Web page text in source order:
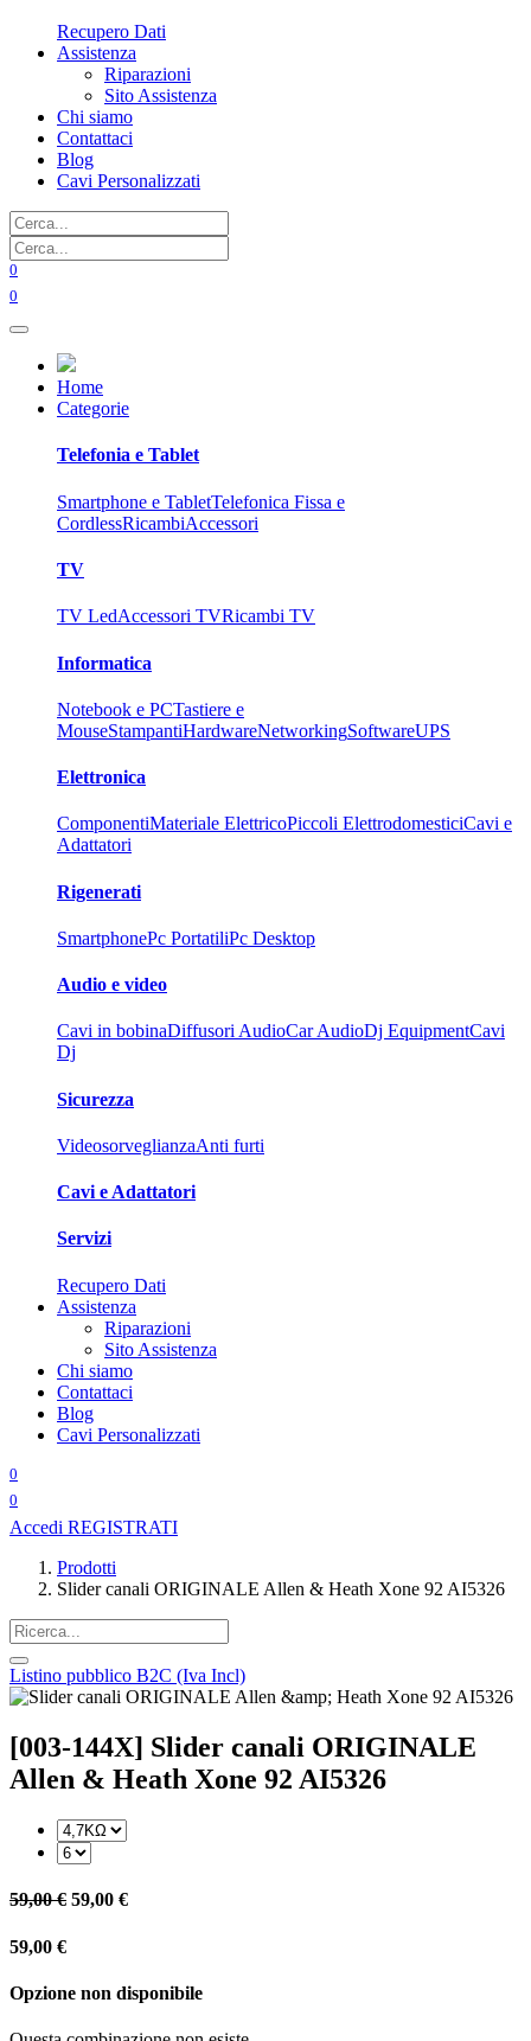
Recupero Dati
Assistenza
Riparazioni
Sito Assistenza
Chi siamo
Contattaci
Blog
Cavi Personalizzati
0
0
Home
Categorie
Telefonia e Tablet
Smartphone e TabletTelefonica Fissa e
CordlessRicambiAccessori
TV
TV LedAccessori TVRicambi TV
Informatica
Notebook e PCTastiere e
MouseStampantiHardwareNetworkingSoftwareUPS
Elettronica
ComponentiMateriale ElettricoPiccoli ElettrodomesticiCavi e
Adattatori
Rigenerati
SmartphonePc PortatiliPc Desktop
Audio e video
Cavi in bobinaDiffusori AudioCar AudioDj EquipmentCavi
Dj
Sicurezza
VideosorveglianzaAnti furti
Cavi e Adattatori
Servizi
Recupero Dati
Assistenza
Riparazioni
Sito Assistenza
Chi siamo
Contattaci
Blog
Cavi Personalizzati
0
0
Accedi REGISTRATI
Prodotti
Slider canali ORIGINALE Allen & Heath Xone 92 AI5326
Listino pubblico B2C (Iva Incl)
[003-144X] Slider canali ORIGINALE
Allen & Heath Xone 92 AI5326
59,00€ 59,00 €
59,00 €
Opzione non disponibile